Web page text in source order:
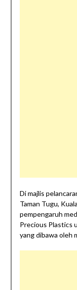
Di majlis
Taman Tugu,
pempengaruh
Precious Plastics
yang dibawa oleh